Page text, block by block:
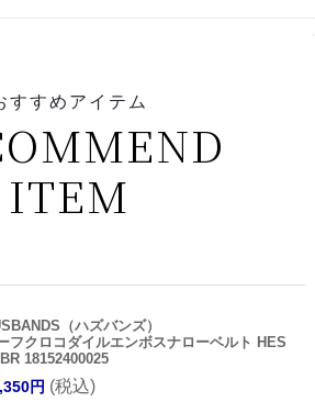
すすめアイテム
ITEM
（ハズバンズ）
フクロコダイルエンボスナローベルト HES
18152400025
円 (税込)